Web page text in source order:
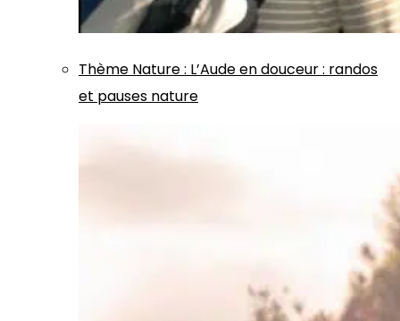
Thème Nature: L’Aude en douceur : randos
et pauses nature